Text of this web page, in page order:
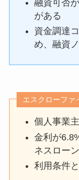
融資可否
がある
資金調達
め、融資
エスクローファ
個人事業
金利が
ネスロー
利用条件